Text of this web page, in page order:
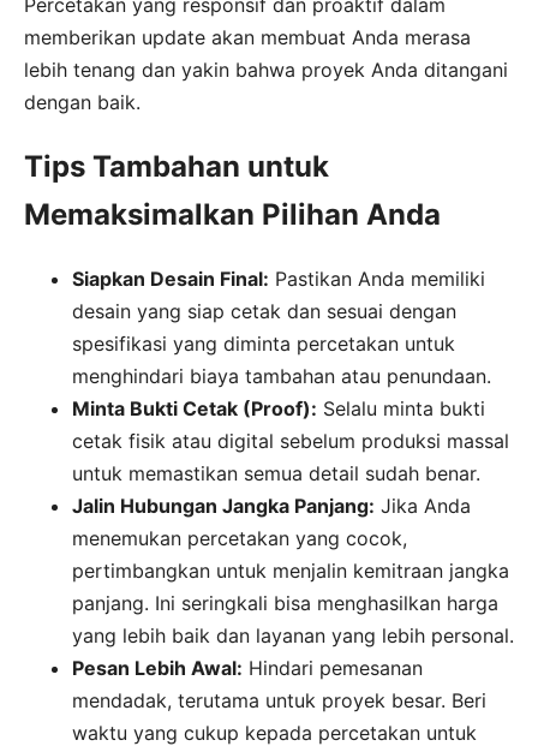
Percetakan yang responsif dan proaktif dalam
memberikan update akan membuat Anda merasa
lebih tenang dan yakin bahwa proyek Anda ditangani
dengan baik.
Tips Tambahan untuk
Memaksimalkan Pilihan Anda
Siapkan Desain Final: Pastikan Anda memiliki
desain yang siap cetak dan sesuai dengan
spesifikasi yang diminta percetakan untuk
menghindari biaya tambahan atau penundaan.
Minta Bukti Cetak (Proof): Selalu minta bukti
cetak fisik atau digital sebelum produksi massal
untuk memastikan semua detail sudah benar.
Jalin Hubungan Jangka Panjang: Jika Anda
menemukan percetakan yang cocok,
pertimbangkan untuk menjalin kemitraan jangka
panjang. Ini seringkali bisa menghasilkan harga
yang lebih baik dan layanan yang lebih personal.
Pesan Lebih Awal: Hindari pemesanan
mendadak, terutama untuk proyek besar. Beri
waktu yang cukup kepada percetakan untuk